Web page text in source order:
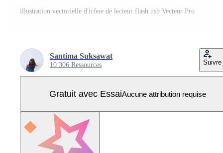
illustration vectorielle d'icône de lecteur flash usb Vecteur Pro
Santima Suksawat
10 306 Ressources Suivre
Gratuit avec EssaiAucune attribution requise